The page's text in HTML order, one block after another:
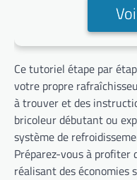
Ce tutoriel étape par
votre propre
à trouver et des
bricoleur débutant ou
système de
Préparez-vous à
réalisant des économies